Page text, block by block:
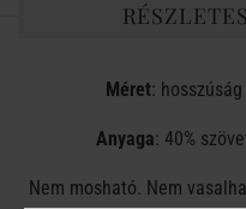
Méret:
Anyaga: 40%
Nem mosható. Nem